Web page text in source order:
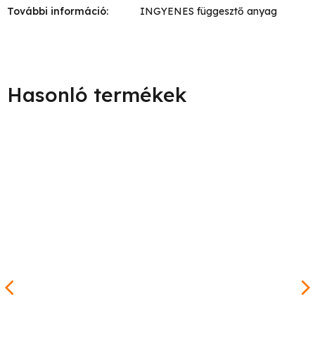
További információ: INGYENES függesztő anyag